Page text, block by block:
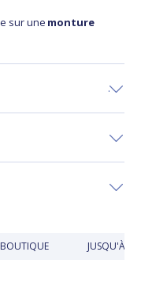
sur une monture
BOUTIQUE JUSQU'À